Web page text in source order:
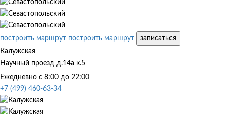
построить маршрут построить маршрут
записаться
Калужская
Научный проезд д.14а к.5
Ежедневно с 8:00 до 22:00
+7 (499) 460-63-34